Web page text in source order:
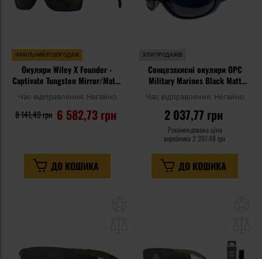
ФІНАЛЬНИЙ РОЗПРОДАЖ
Окуляри Wiley X Founder -
Captivate Tungsten Mirror/Matte
Час відправлення: Негайно
6 582,73 грн
8 141,49 грн
ДО КОШИКА
ХІТИ ПРОДАЖІВ
Сонцезахисні окуляри OPC
Military Marines Black Matt
Smoke Revo з поляризацією
Час відправлення: Негайно
2 037,77 грн
Рекомендована ціна
виробника 2 397,48 грн
ДО КОШИКА